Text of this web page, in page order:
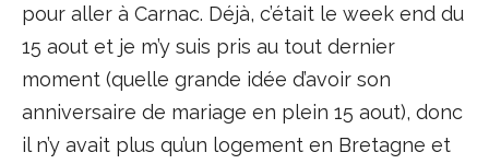
pour aller à Carnac. Déjà, c’était le week end du
15 aout et je m’y suis pris au tout dernier
moment (quelle grande idée d’avoir son
anniversaire de mariage en plein 15 aout), donc
il n’y avait plus qu’un logement en Bretagne et